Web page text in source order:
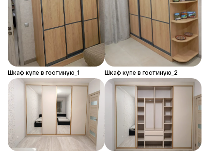
Шкаф купе в гостиную_1 Шкаф купе в гостиную_2